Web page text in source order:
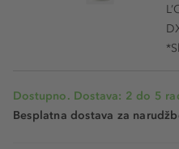
Dostupno. Dostava: 2 do 5
Besplatna dostava za